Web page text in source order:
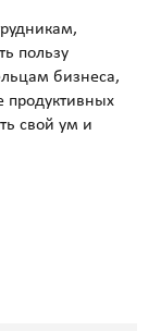
пользу
бизнеса,
продуктивных
свой ум и